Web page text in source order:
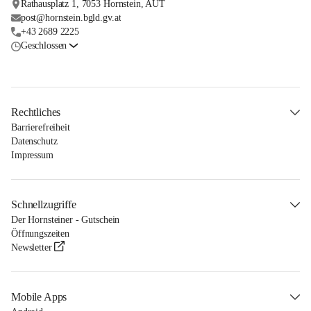
Rathausplatz 1, 7053 Hornstein, AUT
post@hornstein.bgld.gv.at
+43 2689 2225
Geschlossen
Rechtliches
Barrierefreiheit
Datenschutz
Impressum
Schnellzugriffe
Der Hornsteiner - Gutschein
Öffnungszeiten
Newsletter
Mobile Apps